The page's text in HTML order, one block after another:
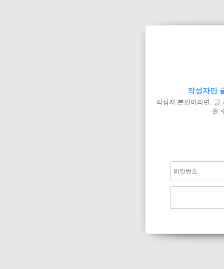
작성자만
작성자 본인이라면, 글
을